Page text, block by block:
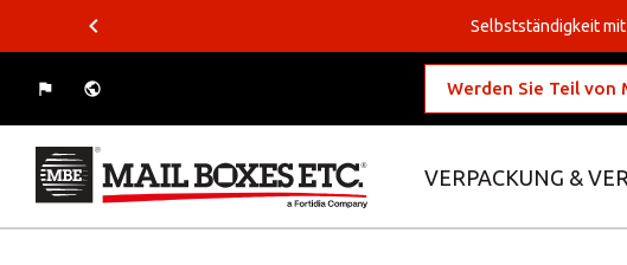
Selbstständigkeit mit
Werden Sie Teil von
VERPACKUNG &